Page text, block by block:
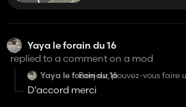
Yaya le forain du 16
replied to a comment on a mod
Yaya le forain du 16Bonjour, pouvez-vous faire
plaît sans la marque
Lizard s’il vous plaît
D’accord merci